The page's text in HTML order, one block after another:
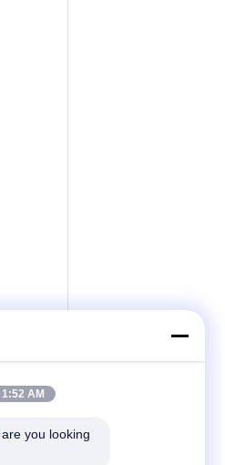
1:52 AM
you looking